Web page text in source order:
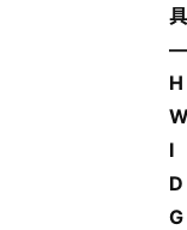
具
—
H
I
D
G